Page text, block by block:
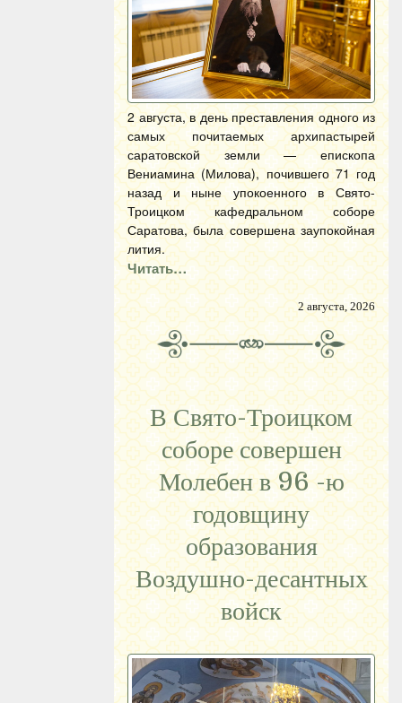
2 августа, в день преставления одного из
самых почитаемых архипастырей
саратовской земли — епископа
Вениамина (Милова), почившего 71 год
назад и ныне упокоенного в Свято-
Троицком кафедральном соборе
Саратова, была совершена заупокойная
лития.
Читать…
2 августа, 2026
В Свято-Троицком
соборе совершен
Молебен в 96 -ю
годовщину
образования
Воздушно-десантных
войск